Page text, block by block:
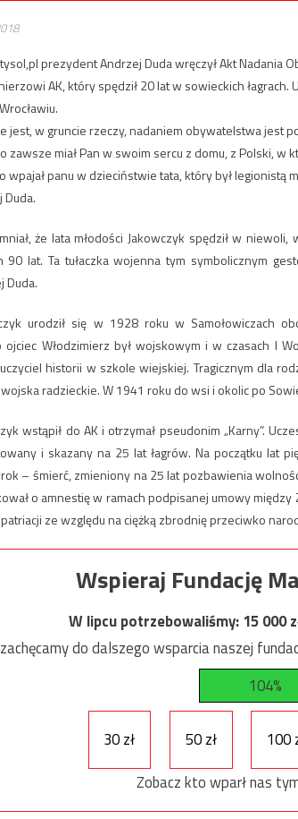
prezydent Andrzej Duda wręczył Akt Nadania
AK, który spędził 20 lat w sowieckich
jest, w gruncie rzeczy, nadaniem obywatelstwa jest
zawsze miał Pan w swoim sercu z domu, z Polski,
wpajał panu w dzieciństwie tata, który był legionistą
że lata młodości Jakowczyk spędził w
90 lat. Ta tułaczka wojenna tym symbolicznym
Duda.
urodził się w 1928 roku w Samołowiczach
ojciec Włodzimierz był wojskowym i w czasach I
historii w szkole wiejskiej. Tragicznym dla
radzieckie. W 1941 roku do wsi i okolic po
wstąpił do AK i otrzymał pseudonim „Karny”.
i skazany na 25 lat łagrów. Na początku lat
– śmierć, zmieniony na 25 lat pozbawienia
o amnestię w ramach podpisanej umowy
ze względu na ciężką zbrodnię przeciwko
Wspieraj Fundację
W lipcu potrzebowaliśmy:15 000
do dalszego wsparcia naszej
104%
30 zł 50 zł 100
Zobacz kto wparł nas